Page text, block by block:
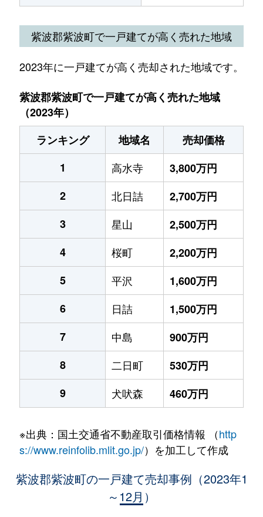
紫波郡紫波町で一戸建てが高く売れた地域
2023年に一戸建てが高く売却された地域です。
紫波郡紫波町で一戸建てが高く売れた地域
（2023年）
ランキング
地域名
売却価格
1
高水寺
3,800万円
2
北日詰
2,700万円
3
星山
2,500万円
4
桜町
2,200万円
5
平沢
1,600万円
6
日詰
1,500万円
7
中島
900万円
8
二日町
530万円
9
犬吠森 460万円
※出典：国土交通省不動産取引価格情報 （http
s://www.reinfolib.mlit.go.jp/）を加工して作成
紫波郡紫波町の一戸建て売却事例（2023年1
～12月）